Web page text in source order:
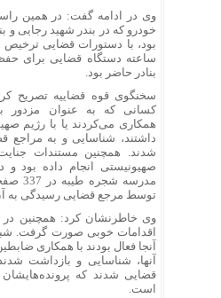
خودرو که در بندر شهید رجایی و
ساعته دستگاه قضایی برای
بنادر حاضر بود.
سخنگوی قوه قضاییه تصریح
کسانی که به عنوان مزدور
همکاری می‌کردند یا با رژیم
داشتند، شناسایی و به مراجع
شدند. همچنین مستندات
صهیونیستی انجام داده بود و
مدرسه
توسط مرجع قضایی رسیدگی به
وی خاطرنشان کرد: همچنین در
اقدامات خوبی صورت گرفت.
آنجا فعال بودند با همکاری
آنها، شناسایی و بازداشت
قضایی شدند که
است.